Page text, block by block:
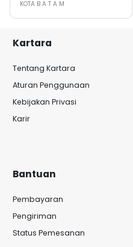
KOTA B A T A M
Kartara
Tentang Kartara
Aturan Penggunaan
Kebijakan Privasi
Karir
Bantuan
Pembayaran
Pengiriman
Status Pemesanan